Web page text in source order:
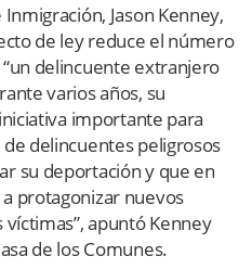
Jason Kenney,
de ley reduce el número
delincuente extranjero
varios años, su
importante para
delincuentes peligrosos
su deportación y que en
protagonizar nuevos
apuntó Kenney
de los Comunes.